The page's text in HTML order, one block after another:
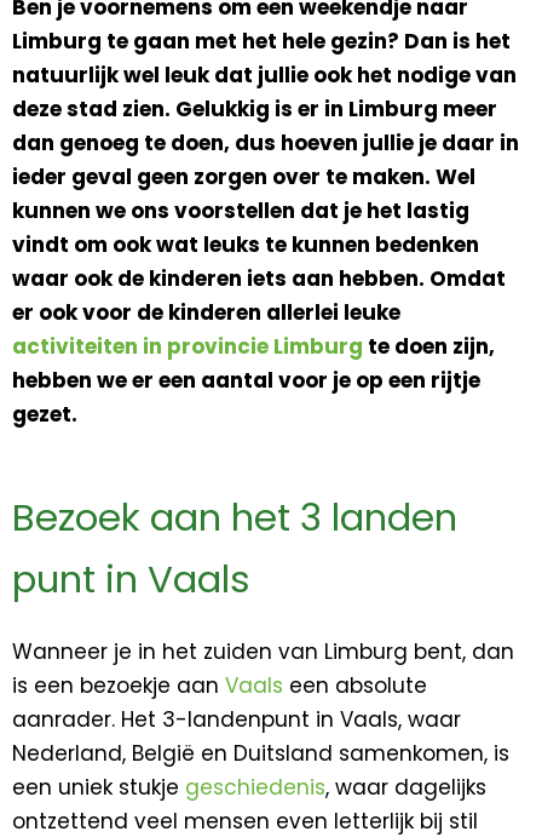
Ben je voornemens om een weekendje naar
Limburg te gaan met het hele gezin? Dan is het
natuurlijk wel leuk dat jullie ook het nodige van
deze stad zien. Gelukkig is er in Limburg meer
dan genoeg te doen, dus hoeven jullie je daar in
ieder geval geen zorgen over te maken. Wel
kunnen we ons voorstellen dat je het lastig
vindt om ook wat leuks te kunnen bedenken
waar ook de kinderen iets aan hebben. Omdat
er ook voor de kinderen allerlei leuke
activiteiten in provincie Limburg te doen zijn,
hebben we er een aantal voor je op een rijtje
gezet.
Bezoek aan het 3 landen
punt in Vaals
Wanneer je in het zuiden van Limburg bent, dan
is een bezoekje aan Vaals een absolute
aanrader. Het 3-landenpunt in Vaals, waar
Nederland, België en Duitsland samenkomen, is
een uniek stukje geschiedenis, waar dagelijks
ontzettend veel mensen even letterlijk bij stil